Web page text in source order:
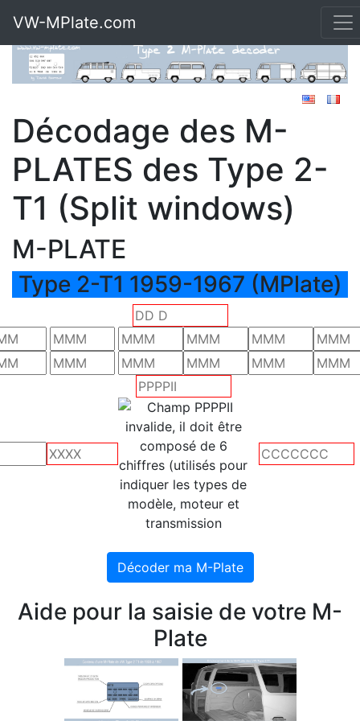
VW-MPlate.com
Décodage des M-
PLATES des Type 2-
T1 (Split windows)
M-PLATE
Type 2-T1 1959-1967 (MPlate)
Aide pour la saisie de votre M-
Plate